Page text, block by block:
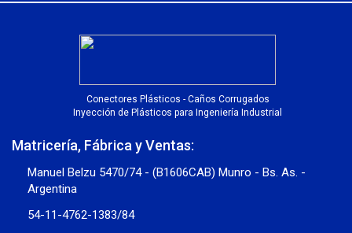
Conectores Plásticos - Caños Corrugados
Inyección de Plásticos para Ingeniería Industrial
Matricería, Fábrica y Ventas:
Manuel Belzu 5470/74 - (B1606CAB) Munro - Bs. As. -
Argentina
54-11-4762-1383/84